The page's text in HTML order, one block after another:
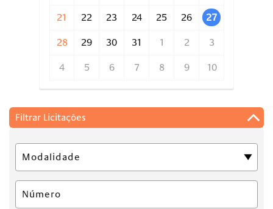
21 22 23 24 25 26 27
28 29 30 31 1 2 3
4 5 6 7 8 9 10
Filtrar Licitações